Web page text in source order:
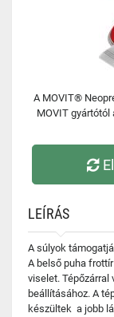
A MOVIT®
MOVIT gyártótól
LEÍRÁS
A súlyok
A belső puha
viselet. Tépőzárral
beállításához. A
készültek a jobb